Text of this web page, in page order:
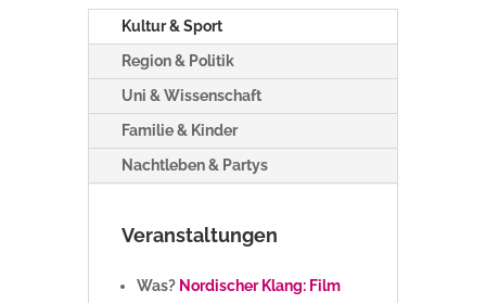
Kultur & Sport
Region & Politik
Uni & Wissenschaft
Familie & Kinder
Nachtleben & Partys
Veranstaltungen
Was? Nordischer Klang: Film